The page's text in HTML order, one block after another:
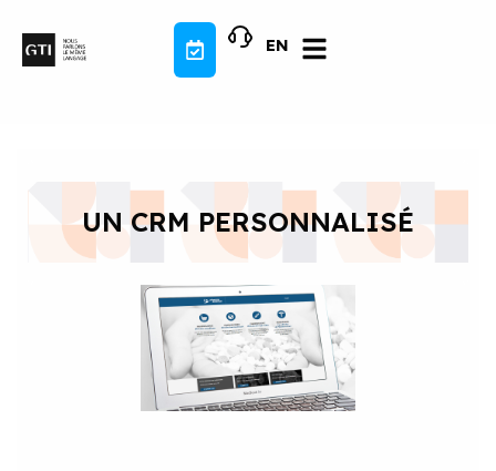
contenu
EN
UN CRM PERSONNALISÉ